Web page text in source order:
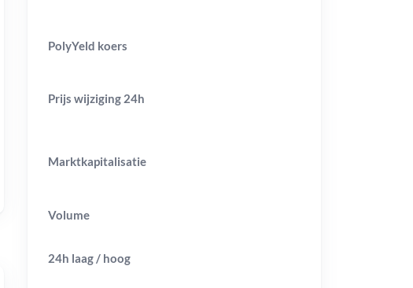
PolyYeld koers
Prijs wijziging 24h
Marktkapitalisatie
Volume
24h laag / hoog